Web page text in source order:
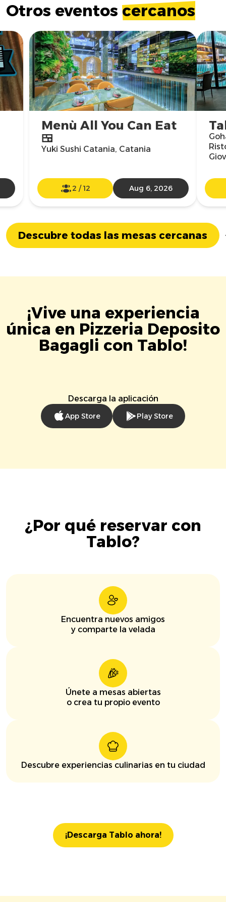
Otros eventos cercanos
Menù All You Can Eat
🍱
Yuki Sushi Catania, Catania
2 /12 Aug 6, 2026
Descubre todas las mesas cercanas
¡Vive una experiencia
única en Pizzeria Deposito
Bagagli con Tablo!
Descarga la aplicación
App Store Play Store
¿Por qué reservar con
Tablo?
Encuentra nuevos amigos
y comparte la velada
Únete a mesas abiertas
o crea tu propio evento
Descubre experiencias culinarias en tu ciudad
¡Descarga Tablo ahora!